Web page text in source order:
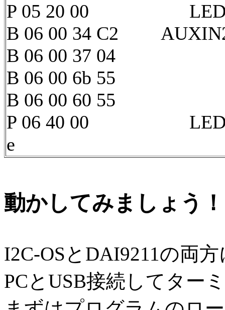
P 05 20 00 LED 5
B 06 00 34 C2 AUXIN2
B 06 00 37 04
B 06 00 6b 55
B 06 00 60 55
P 06 40 00 LED 6
e
動かしてみましょう！
I2C-OSとDAI9211の両
PCとUSB接続してター